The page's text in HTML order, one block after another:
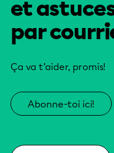
et
par
Ça va t’aider, promis!
Abonne-toi ici!